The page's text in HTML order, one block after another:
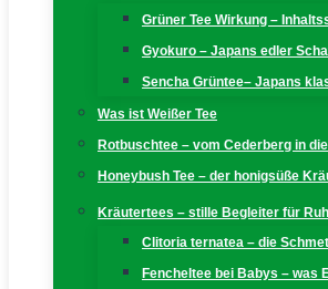
Grüner Tee Wirkung –
Gyokuro – Japans edler
Sencha Grüntee– Japans
Was ist Weißer Tee
Rotbuschtee – vom Cederberg in
Honeybush Tee – der honigsüße
Kräutertees – stille Begleiter für
Clitoria ternatea – die
Fencheltee bei Babys – was